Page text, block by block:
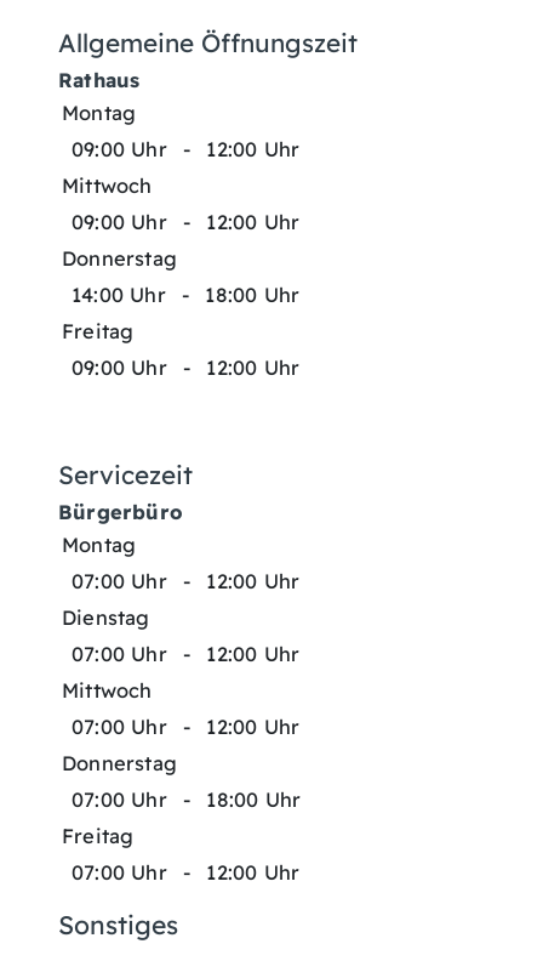
Allgemeine Öffnungszeit
Rathaus
Montag
09:00 Uhr
-
12:00 Uhr
Mittwoch
09:00 Uhr
-
12:00 Uhr
Donnerstag
14:00 Uhr
-
18:00 Uhr
Freitag
09:00 Uhr
- 12:00 Uhr
Servicezeit
Bürgerbüro
Montag
07:00 Uhr
-
12:00 Uhr
Dienstag
07:00 Uhr
-
12:00 Uhr
Mittwoch
07:00 Uhr
-
12:00 Uhr
Donnerstag
07:00 Uhr
-
18:00 Uhr
Freitag
07:00 Uhr
- 12:00 Uhr
Sonstiges